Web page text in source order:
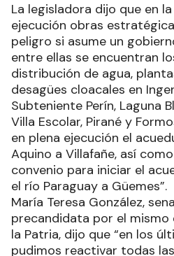
La legisladora dijo que en
ejecución obras
peligro si asume un
entre ellas se encuentran
distribución de agua,
desagües cloacales en
Subteniente Perín, Laguna
Villa Escolar, Pirané y
en plena ejecución el
Aquino a Villafañe, así
convenio para iniciar el
el río Paraguay a Güemes”.
María Teresa González,
precandidata por el
la Patria, dijo que “en los
pudimos reactivar todas